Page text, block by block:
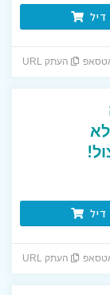
העתק URL
העתק URL